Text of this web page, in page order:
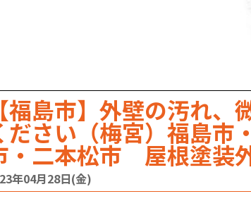
【福島市】外壁の汚れ、
ださい（梅宮）福島市
・二本松市 屋根塗装
年04月28日(金)